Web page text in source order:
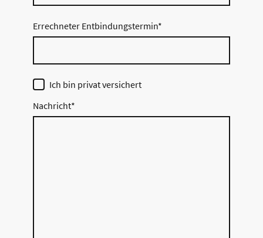
Errechneter Entbindungstermin*
Ich bin privat versichert
Nachricht*